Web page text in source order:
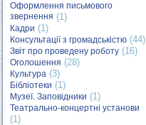
Оформлення письмового
звернення (1)
Кадри (1)
Консультації з громадськістю (44)
Звіт про проведену роботу (16)
Оголошення (28)
Культура (3)
Бібліотеки (1)
Музеї. Заповідники (1)
Театрально-концертні установи
(1)